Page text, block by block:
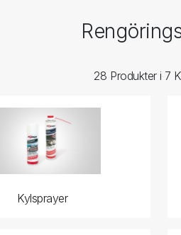
28 Produkter i 7
Kylsprayer